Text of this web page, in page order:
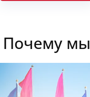
Почему мы